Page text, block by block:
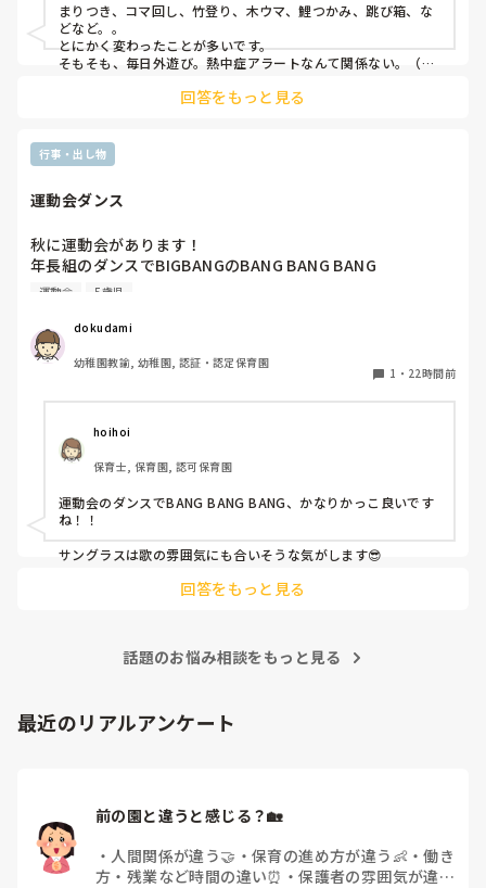
まりつき、コマ回し、竹登り、木ウマ、鯉つかみ、跳び箱、な
どなど。。
とにかく変わったことが多いです。
そもそも、毎日外遊び。熱中症アラートなんて関係ない。（日
回答をもっと見る
行事・出し物
運動会ダンス
秋に運動会があります！
年長組のダンスでBIGBANGのBANG BANG BANG
踊ります！
運動会 5歳児
dokudami
幼稚園教諭, 幼稚園, 認証・認定保育園
1 ・ 22時間前
hoihoi
保育士, 保育園, 認可保育園
運動会のダンスでBANG BANG BANG、かなりかっこ良いです
ね！！
サングラスは歌の雰囲気にも合いそうな気がします😎
回答をもっと見る
話題のお悩み相談をもっと見る
最近のリアルアンケート
前の園と違うと感じる？🏡
・ 人間関係が違う🤝 ・ 保育の進め方が違う👶 ・働き
方・残業など時間の違い⏰ ・保護者の雰囲気が違う